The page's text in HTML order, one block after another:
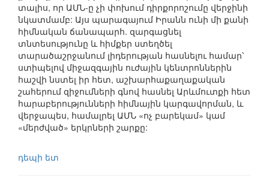
տալիս, որ ԱՄՆ-ը չի փոխում դիրքորոշումը վերջինի
նկատմամբ: Այս պարագայում Իրանն ունի մի քանի
հիմնական ճանապարհ. զարգացնել
տնտեսությունը և հիմքեր ստեղծել
տարածաշրջանում լիդերության հասնելու համար՝
ստիպելով միջազգային ուժային կենտրոններին
հաշվի նստել իր հետ, աշխարհաքաղաքական
շահերում զիջումների գնով հասնել Արևմուտքի հետ
հարաբերությունների հիմնային կարգավորման, և
վերջապես, համալրել ԱՄՆ «ոչ բարեկամ» կամ
«մերժված» երկրների շարքը:
դեպի ետ